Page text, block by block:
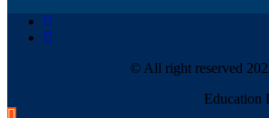
© All right reserved
Education